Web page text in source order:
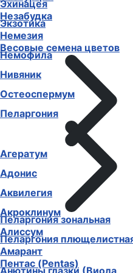
Незабудка
Немезия
Немофила
Нивяник
Остеоспермум
Пеларгония
Пеларгония зональная
Пеларгония
Пентас (Pentas)
Эхинацея
Экзотика
Весовые семена цветов
Агератум
Адонис
Аквилегия
Акроклинум
Алиссум
Амарант
Анютины глазки (Виола